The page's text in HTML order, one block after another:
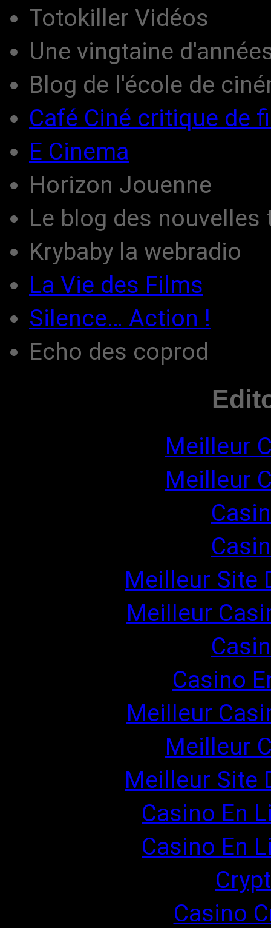
Totokiller Vidéos
Une vingtaine
Blog de l'école de
Café Ciné critique de
E Cinema
Horizon Jouenne
Le blog des
Krybaby la webradio
La Vie des Films
Silence… Action !
Echo des coprod
Meilleur
Meilleur
Meilleur Site
Meilleur
Casino
Meilleur
Meilleur
Meilleur Site
Casino En
Casino En
Casino